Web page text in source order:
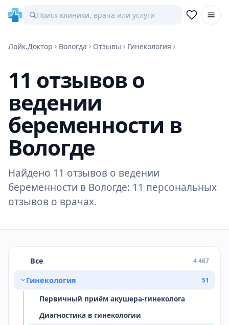
Лайк.Доктор Вологда Отзывы Гинекология
11 отзывов о
ведении
беременности в
Вологде
Найдено 11 отзывов о ведении
беременности в Вологде: 11 персональных
отзывов о врачах.
Все 4 467
Гинекология 51
Первичный приём акушера-гинеколога
Диагностика в гинекологии